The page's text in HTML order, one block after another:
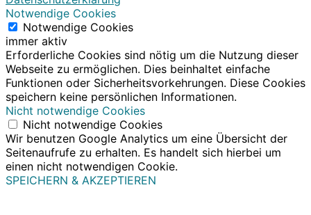
Notwendige Cookies
Notwendige Cookies
immer aktiv
Erforderliche Cookies sind nötig um die Nutzung dieser
Webseite zu ermöglichen. Dies beinhaltet einfache
Funktionen oder Sicherheitsvorkehrungen. Diese Cookies
speichern keine persönlichen Informationen.
Nicht notwendige Cookies
Nicht notwendige Cookies
Wir benutzen Google Analytics um eine Übersicht der
Seitenaufrufe zu erhalten. Es handelt sich hierbei um
einen nicht notwendigen Cookie.
SPEICHERN & AKZEPTIEREN